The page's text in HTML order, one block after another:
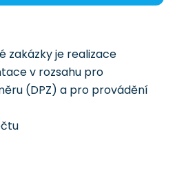
zakázky je realizace
v rozsahu pro
(DPZ) a pro provádění